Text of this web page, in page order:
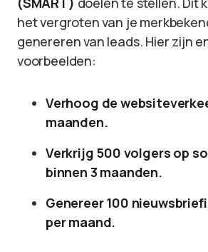
het vergroten van je
genereren van leads. Hier zijn
voorbeelden:
Verhoog de
maanden.
Verkrijg 500 volgers op
binnen 3 maanden.
Genereer 100
per maand.